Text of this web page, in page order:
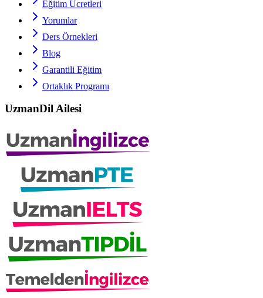
Eğitim Ücretleri
Yorumlar
Ders Örnekleri
Blog
Garantili Eğitim
Ortaklık Programı
UzmanDil Ailesi